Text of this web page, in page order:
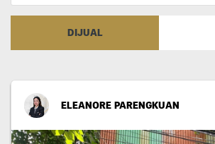
DIJUAL
ELEANORE PARENGKUAN